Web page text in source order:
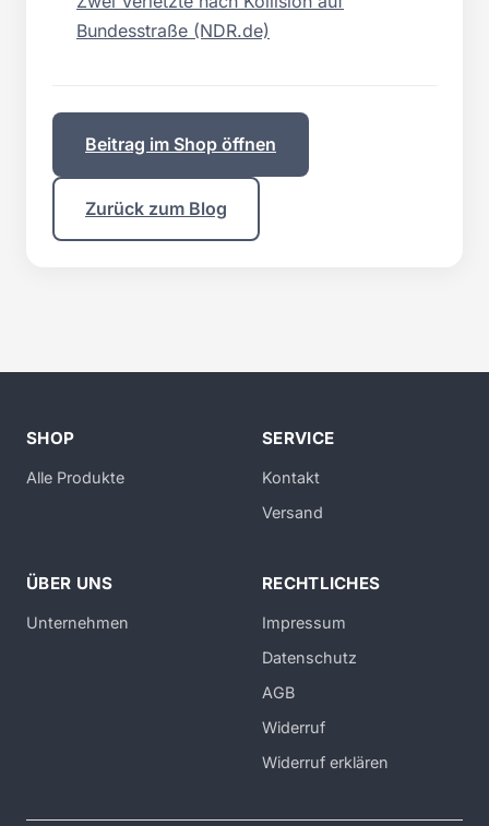
Bundesstraße (NDR.de)
Beitrag im Shop öffnen
Zurück zum Blog
SHOP
Alle Produkte
SERVICE
Kontakt
Versand
ÜBER UNS
Unternehmen
RECHTLICHES
Impressum
Datenschutz
AGB
Widerruf
Widerruf erklären